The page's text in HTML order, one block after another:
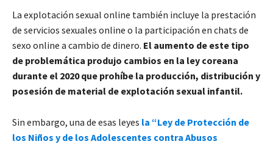
La explotación sexual online también incluye la prestación
de servicios sexuales online o la participación en chats de
sexo online a cambio de dinero. El aumento de este tipo
de problemática produjo cambios en la ley coreana
durante el 2020 que prohíbe la producción, distribución y
posesión de material de explotación sexual infantil.
Sin embargo, una de esas leyes la “Ley de Protección de
los Niños y de los Adolescentes contra Abusos